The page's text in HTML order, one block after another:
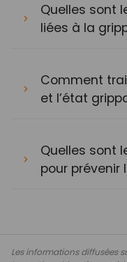
Quelles sont
liées à la
Comment
et l’état
Quelles sont
pour prévenir
Les informations diffusées